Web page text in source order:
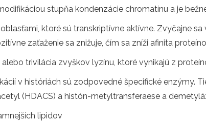
stupňa kondenzácie chromatínu a je
ktoré sú transkriptívne aktívne. Zvyčajne
zaťaženie sa znižuje, čím sa zníži afinita
trivilácia zvyškov lyzínu, ktoré vynikajú z
v históriách sú zodpovedné špecifické enzýmy.
(HDACS) a histón-metyltransferaese a
lipidov